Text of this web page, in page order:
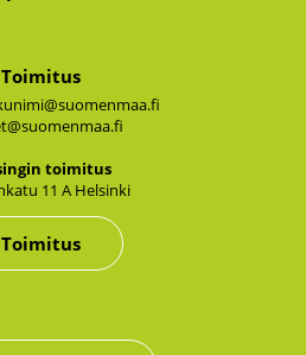
Toimitus
toi­mi­tus
11 A Hel­sin­ki
Toimitus